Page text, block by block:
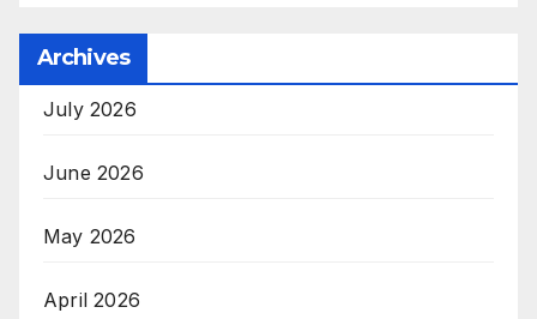
Archives
July 2026
June 2026
May 2026
April 2026